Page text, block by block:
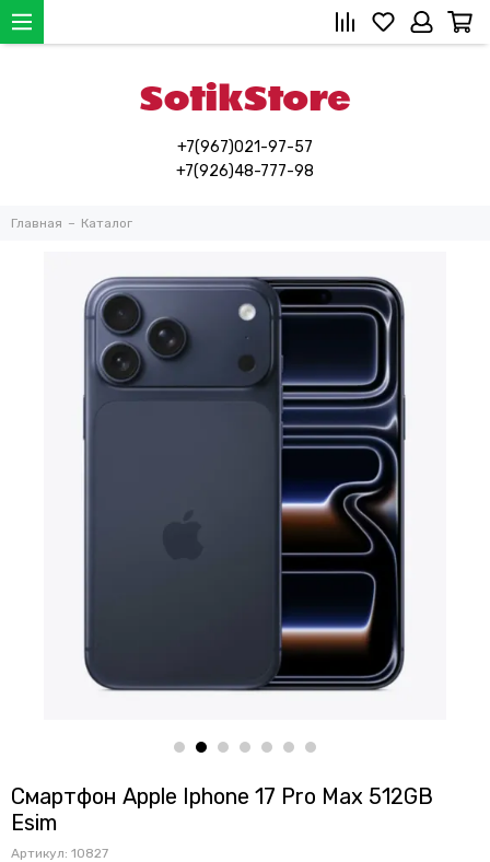
+7(967)021-97-57
+7(926)48-777-98
Главная Каталог
Смартфон Apple Iphone 17 Pro Max 512GB
Esim
Артикул: 10827